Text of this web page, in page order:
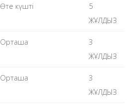
Өте күшті
5
ЖҰЛДЫЗ
Орташа
3
ЖҰЛДЫЗ
Орташа
3
ЖҰЛДЫЗ